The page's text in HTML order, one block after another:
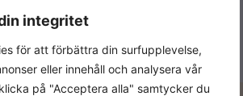
integritet
för att förbättra din surfupplevelse,
eller innehåll och analysera vår
på "Acceptera alla" samtycker du